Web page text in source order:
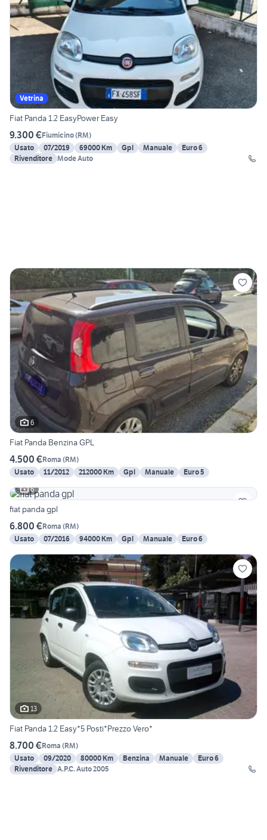
Vetrina
Fiat Panda 1.2 EasyPower Easy
9.300 €Fiumicino(RM)
Usato
07/2019 69000 Km Gpl Manuale
Euro 6
Rivenditore Mode Auto
6
Fiat Panda Benzina GPL
4.500 €Roma (RM)
Usato
11/2012 212000 Km Gpl Manuale
Euro 5
6
fiat panda gpl
6.800 €Roma (RM)
Usato
07/2016 94000 Km Gpl Manuale Euro 6
13
Fiat Panda 1.2 Easy*5 Posti*Prezzo Vero*
8.700 €Roma (RM)
Usato
09/2020 80000 Km Benzina Manuale
Euro 6
Rivenditore A.P.C. Auto 2005